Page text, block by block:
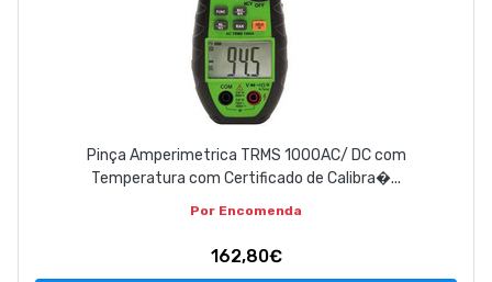
Pinça Amperimetrica TRMS 1000AC/ DC com
Temperatura com Certificado de Calibra�...
Por Encomenda
162,80€